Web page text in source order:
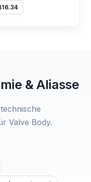
& Aliasse
Valve Body.